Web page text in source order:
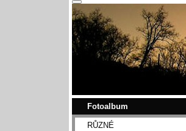
Fotoalbum
RŮZNÉ